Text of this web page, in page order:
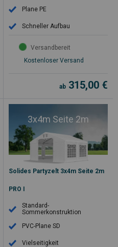
Plane PE
Schneller Aufbau
Versandbereit
Kostenloser Versand
ab 315,00 €
3x4m Seite 2m
Solides Partyzelt 3x4m Seite 2m
PRO I
Standard-
Sommerkonstruktion
PVC-Plane SD
Vielseitigkeit